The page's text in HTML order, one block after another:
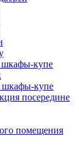
купе
шкафы-купе
посередине
помещения